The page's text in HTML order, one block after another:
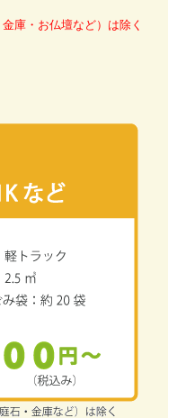
庫・お仏壇など）は除く